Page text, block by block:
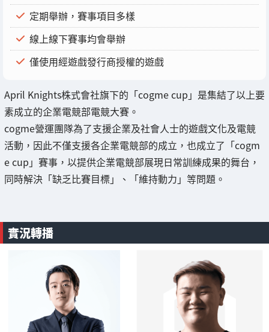
定期舉辦，賽事項目多樣
線上線下賽事均會舉辦
僅使用經遊戲發行商授權的遊戲
April Knights株式會社旗下的「cogme cup」是集結了以上要
素成立的企業電競部電競大賽。
cogme營運團隊為了支援企業及社會人士的遊戲文化及電競
活動，因此不僅支援各企業電競部的成立，也成立了「cogm
e cup」賽事，以提供企業電競部展現日常訓練成果的舞台，
同時解決「缺乏比賽目標」、「維持動力」等問題。
實況轉播